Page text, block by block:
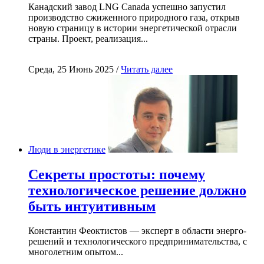
Канадский завод LNG Canada успешно запустил
производство сжиженного природного газа, открыв
новую страницу в истории энергетической отрасли
страны. Проект, реализация...
Среда, 25 Июнь 2025 /Читать далее
Люди в энергетике
Секреты простоты: почему
технологическое решение должно
быть интуитивным
Константин Феоктистов — эксперт в области энерго-
решений и технологического предпринимательства, с
многолетним опытом...